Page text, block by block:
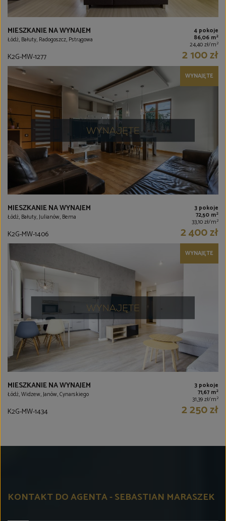
MIESZKANIE NA WYNAJEM
Łódź, Bałuty, Radogoszcz, Pstrągowa
4 pokoje
86,06 m2
24,40 zł/m2
K2G-MW-1277 2 100 zł
WYNAJĘTE
MIESZKANIE NA WYNAJEM
Łódź, Bałuty, Julianów, Bema
3 pokoje
72,50 m2
33,10 zł/m2
K2G-MW-1406 2 400 zł
WYNAJĘTE
MIESZKANIE NA WYNAJEM
Łódź, Widzew, Janów, Cynarskiego
3 pokoje
71,67 m2
31,39 zł/m2
K2G-MW-1434 2 250 zł
KONTAKT DO AGENTA - SEBASTIAN MARASZEK